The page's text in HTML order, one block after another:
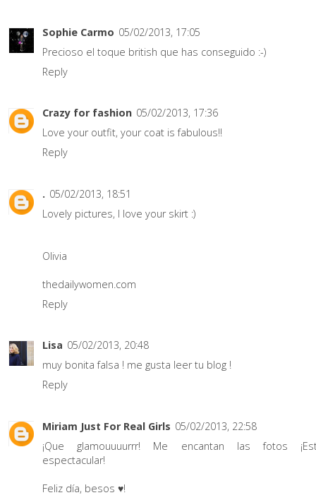
Sophie Carmo 05/02/2013, 17:05
Precioso el toque british que has conseguido :-)
Reply
Crazy for fashion 05/02/2013, 17:36
Love your outfit, your coat is fabulous!!
Reply
. 05/02/2013, 18:51
Lovely pictures, I love your skirt :)
Olivia
thedailywomen.com
Reply
Lisa 05/02/2013, 20:48
muy bonita falsa ! me gusta leer tu blog !
Reply
Miriam Just For Real Girls 05/02/2013, 22:58
¡Que glamouuuurrr! Me encantan las fotos
espectacular!
Feliz día, besos ♥!